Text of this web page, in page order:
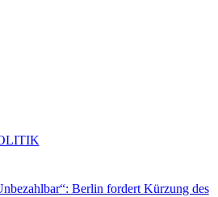
Berlin fordert Kürzung des